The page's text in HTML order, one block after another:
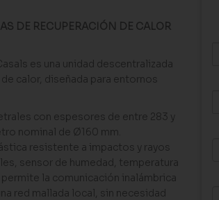
DE RECUPERACIÓN DE CALOR
es una unidad descentralizada
calor, diseñada para entornos
con espesores de entre 283 y
nominal de Ø160 mm.
resistente a impactos y rayos
sensor de humedad, temperatura
permite la comunicación inalámbrica
red mallada local, sin necesidad